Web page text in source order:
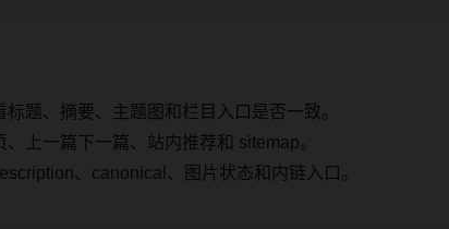
题、摘要、主题图和栏目入口是否一致。
上一篇下一篇、站内推荐和 sitemap。
、canonical、图片状态和内链入口。